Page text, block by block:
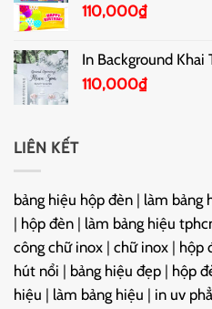
110,000₫
In Background Khai
110,000₫
LIÊN KẾT
bảng hiệu hộp đèn | làm bảng
| hộp đèn | làm bảng hiệu
công chữ inox | chữ inox | hộp
hút nổi | bảng hiệu đẹp | hộp
hiệu | làm bảng hiệu | in uv